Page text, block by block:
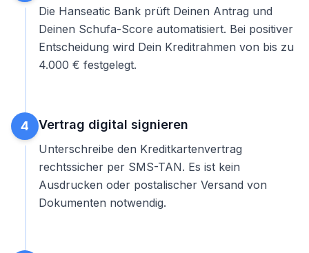
Die Hanseatic Bank prüft Deinen Antrag und
Deinen Schufa-Score automatisiert. Bei positiver
Entscheidung wird Dein Kreditrahmen von bis zu
4.000 € festgelegt.
4 Vertrag digital signieren
Unterschreibe den Kreditkartenvertrag
rechtssicher per SMS-TAN. Es ist kein
Ausdrucken oder postalischer Versand von
Dokumenten notwendig.